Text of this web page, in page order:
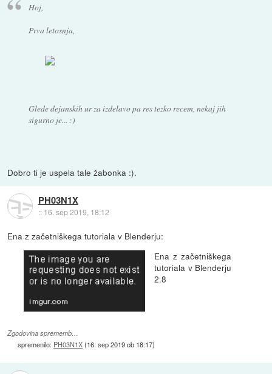
Hoj,
Prva letosnja,
Glede dejanskih ur za izdelavo pa res tezko recem, nekaj jih
sigurno je... :)
Dobro ti je uspela tale žabonka :).
PH03N1X
:: 16. sep 2019, 18:12
Ena z začetniškega tutoriala v Blenderju:
Ena z začetniškega
tutoriala v Blenderju
2.8
Zgodovina sprememb…
spremenilo: PH03N1X(16. sep 2019 ob 18:17)